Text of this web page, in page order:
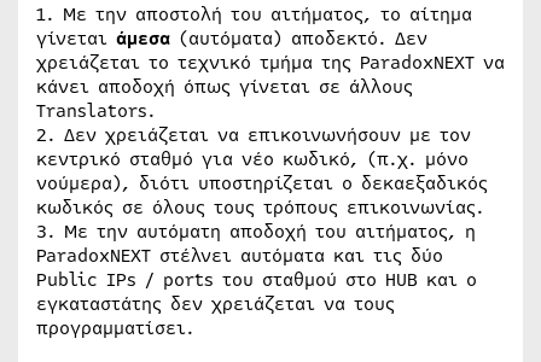
1. Με την αποστολή του αιτήματος, το αίτημα
γίνεται άμεσα (αυτόματα) αποδεκτό. Δεν
χρειάζεται το τεχνικό τμήμα της ParadoxNEXT να
κάνει αποδοχή όπως γίνεται σε άλλους
Translators.
2. Δεν χρειάζεται να επικοινωνήσουν με τον
κεντρικό σταθμό για νέο κωδικό, (π.χ. μόνο
νούμερα), διότι υποστηρίζεται ο δεκαεξαδικός
κωδικός σε όλους τους τρόπους επικοινωνίας.
3. Με την αυτόματη αποδοχή του αιτήματος, η
ParadoxNEXT στέλνει αυτόματα και τις δύο
Public IPs / ports του σταθμού στο HUB και ο
εγκαταστάτης δεν χρειάζεται να τους
προγραμματίσει.